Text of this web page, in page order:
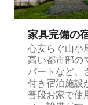
家具完備の
心安らぐ山小
高い都市部の
パートなど、
付き宿泊施設
普段お家で使